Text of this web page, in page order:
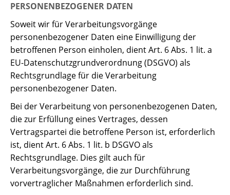
PERSONENBEZOGENER DATEN
Soweit wir für Verarbeitungsvorgänge
personenbezogener Daten eine Einwilligung der
betroffenen Person einholen, dient Art. 6 Abs. 1 lit. a
EU-Datenschutzgrundverordnung (DSGVO) als
Rechtsgrundlage für die Verarbeitung
personenbezogener Daten.
Bei der Verarbeitung von personenbezogenen Daten,
die zur Erfüllung eines Vertrages, dessen
Vertragspartei die betroffene Person ist, erforderlich
ist, dient Art. 6 Abs. 1 lit. b DSGVO als
Rechtsgrundlage. Dies gilt auch für
Verarbeitungsvorgänge, die zur Durchführung
vorvertraglicher Maßnahmen erforderlich sind.